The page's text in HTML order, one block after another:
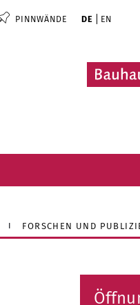
PINNWÄNDE DE EN
FORSCHEN UND